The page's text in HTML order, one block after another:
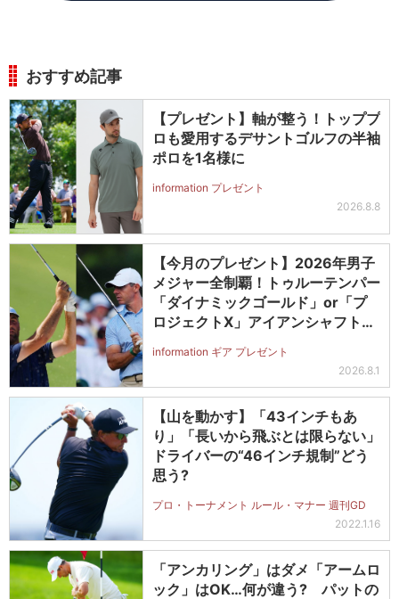
おすすめ記事
【プレゼント】軸が整う！トッププ
ロも愛用するデサントゴルフの半袖
ポロを1名様に
information プレゼント
2026.8.8
【今月のプレゼント】2026年男子
メジャー全制覇！トゥルーテンパー
「ダイナミックゴールド」or「プ
ロジェクトX」アイアンシャフト
ットを抽選で2名に！
information ギア プレゼント
2026.8.1
【山を動かす】「43インチもあ
り」「長いから飛ぶとは限らない」
ドライバーの“46インチ規制”どう
思う?
プロ・トーナメント ルール・マナー 週刊GD
2022.1.16
「アンカリング」はダメ「アームロ
ック」はOK…何が違う? パットの